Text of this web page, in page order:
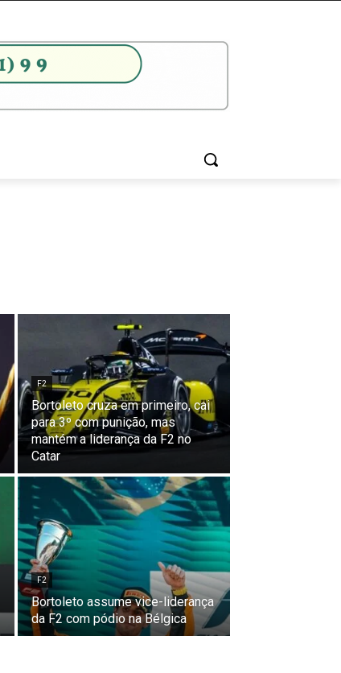
F2
Bortoleto cruza em primeiro, cai
para 3º com punição, mas
mantém a liderança da F2 no
Catar
F2
Bortoleto assume vice-liderança
da F2 com pódio na Bélgica